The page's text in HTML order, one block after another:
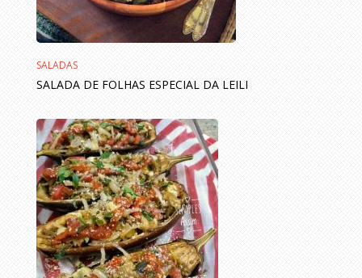
SALADAS
SALADA DE FOLHAS ESPECIAL DA LEILI